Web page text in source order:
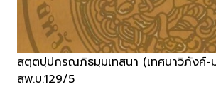
สตฺตปฺปกรณภิธมฺมเทสนา (เทศนาวิภังค์-
สพ.บ.129/5